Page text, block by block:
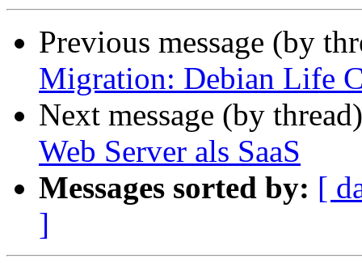
Previous message (by
Migration: Debian Life
Next message (by
Web Server als SaaS
Messages sorted by: [
]